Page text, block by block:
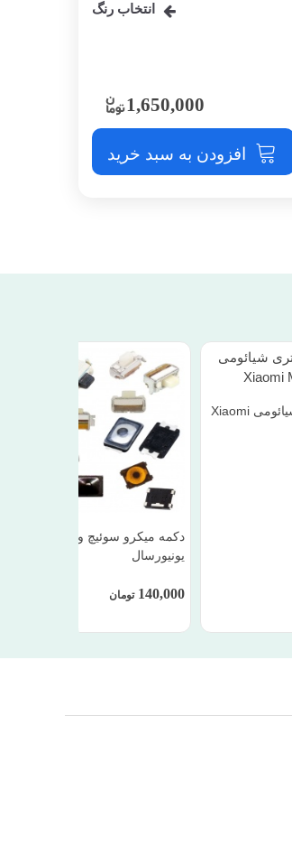
انتخاب رنگ
1,650,000
افزودن به سبد خرید
کانکتور باتری شیائومی Xiaomi
دکمه میکرو سوئیچ ولوم و پاور
یونیورسال
140,000 تومان